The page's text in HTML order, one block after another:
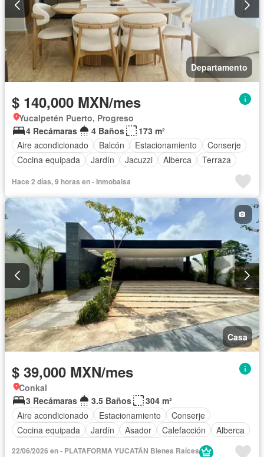
Departamento
$ 140,000 MXN/mes
Yucalpetén Puerto, Progreso
4 Recámaras
4 Baños
173 m²
Aire acondicionado
Balcón Estacionamiento
Conserje
Cocina equipada
Jardín Jacuzzi Alberca Terraza
Hace 2 días, 9 horas en - Inmobalsa
Casa
$ 39,000 MXN/mes
Conkal
3 Recámaras
3.5 Baños
304 m²
Aire acondicionado
Estacionamiento
Conserje
Cocina equipada
Jardín Asador Calefacción
Alberca
Completamente amueblado
22/06/2026 en - PLATAFORMA YUCATÁN Bienes Raíces